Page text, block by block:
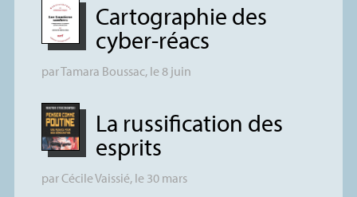
Cartographie des
cyber-réacs
parTamara Boussac, le 8 juin
La russification des
esprits
parCécile Vaissié, le 30 mars